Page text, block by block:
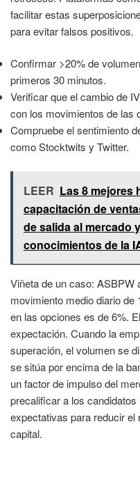
facilitar estas
para evitar falsos positivos.
Confirmar >20% de
primeros 30 minutos.
Verificar que el cambio de
con los movimientos de las
Compruebe el sentimiento
como Stocktwits y Twitter.
LEER Las 8 mejores
capacitación de
de salida al mercado
conocimientos de la
Viñeta de un caso: ASBPW
movimiento medio diario
en las opciones es de 6%.
expectación. Cuando la
superación, el volumen se
se sitúa por encima de la
un factor de impulso del
precalificar a los
expectativas para reducir el
capital.